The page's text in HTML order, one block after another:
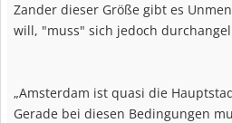
Zander dieser Größe gibt es
will, "muss" sich jedoch
„Amsterdam ist quasi die
Gerade bei diesen Bedingungen